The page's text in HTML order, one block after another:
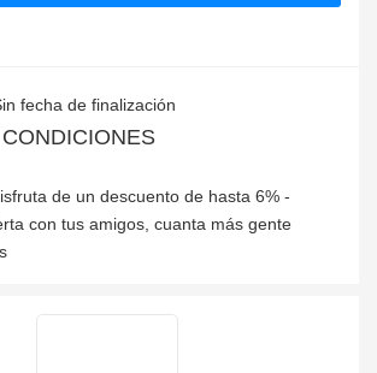
fecha de finalización
de un descuento de hasta 6% -
con tus amigos, cuanta más gente